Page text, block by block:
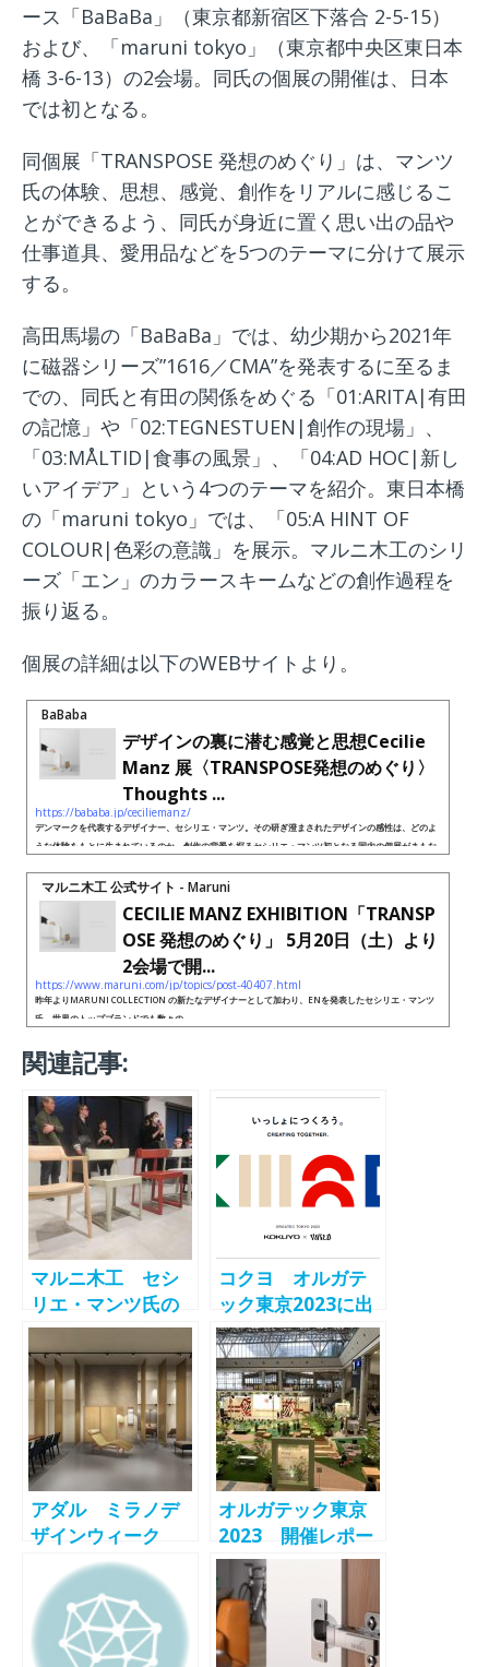
ース「BaBaBa」（東京都新宿区下落合 2-5-15）
および、「maruni tokyo」（東京都中央区東日本
橋 3-6-13）の2会場。同氏の個展の開催は、日本
では初となる。
同個展「TRANSPOSE 発想のめぐり」は、マンツ
氏の体験、思想、感覚、創作をリアルに感じるこ
とができるよう、同氏が身近に置く思い出の品や
仕事道具、愛用品などを5つのテーマに分けて展示
する。
高田馬場の「BaBaBa」では、幼少期から2021年
に磁器シリーズ”1616／CMA”を発表するに至るま
での、同氏と有田の関係をめぐる「01:ARITA|有田
の記憶」や「02:TEGNESTUEN|創作の現場」、
「03:MÅLTID|食事の風景」、「04:AD HOC|新し
いアイデア」という4つのテーマを紹介。東日本橋
の「maruni tokyo」では、「05:A HINT OF
COLOUR|色彩の意識」を展示。マルニ木工のシリ
ーズ「エン」のカラースキームなどの創作過程を
振り返る。
個展の詳細は以下のWEBサイトより。
BaBaba
デザインの裏に潜む感覚と思想Cecilie
Manz 展〈TRANSPOSE発想のめぐり〉
Thoughts ...
https://bababa.jp/ceciliemanz/
デンマークを代表するデザイナー、セシリエ・マンツ。その研ぎ澄まされたデザインの感性は、どのよ
うな体験をもとに生まれているのか。創作の背景を探るセシリエ・マンツ初となる国内の個展がまもな
マルニ木工 公式サイト - Maruni
CECILIE MANZ EXHIBITION「TRANSP
OSE 発想のめぐり」 5月20日（土）より
2会場で開...
https://www.maruni.com/jp/topics/post-40407.html
昨年よりMARUNI COLLECTION の新たなデザイナーとして加わり、ENを発表したセシリエ・マンツ
氏。世界のトップブランドでも数々の ...
関連記事:
マルニ木工 セシ
リエ・マンツ氏の
「EN」シリーズ、
深澤直人氏の
「HIROSHIMA」
シリーズの新アイ
テムを発表
「MARUNI
COLLECTION
2023」東京展
コクヨ オルガテ
ック東京2023に出
展 -KOKUYO-
アダル ミラノデ
ザインウィーク
2023に出展 -
ADAL-
オルガテック東京
2023 開催レポー
ト① -ORGATEC
TOKYO 2023-